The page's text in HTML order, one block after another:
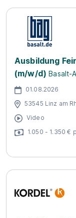
Ausbildung
(m/w/d) Basalt-
01.08.2026
53545 Linz am
Video
1.050 - 1.350 €